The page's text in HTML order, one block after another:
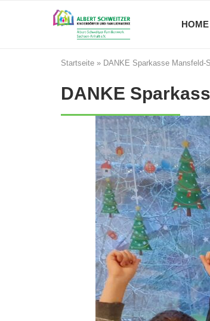
HOME
Startseite » DANKE Sparkasse Mansfeld-
DANKE